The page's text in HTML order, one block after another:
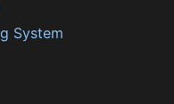
System